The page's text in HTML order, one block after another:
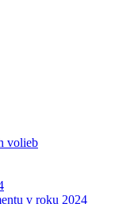
volieb
v roku 2024